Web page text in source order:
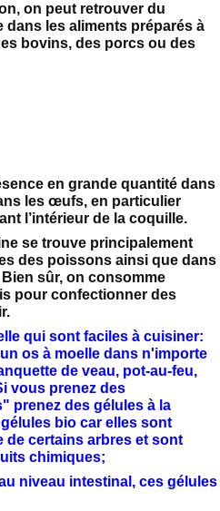
on peut retrouver du
dans les aliments préparés à
bovins, des porcs ou des
en grande quantité dans
les œufs, en particulier
l’intérieur de la coquille.
se trouve principalement
des poissons ainsi que dans
sûr, on consomme
pour confectionner des
qui sont faciles à cuisiner:
os à moelle dans n'importe
de veau, pot-au-feu,
vous prenez des
prenez des gélules à la
bio car elles sont
de certains arbres et sont
chimiques;
niveau intestinal, ces gélules